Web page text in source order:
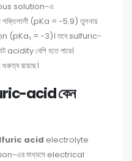
solution-এ
শক্তিশালী (pKa = -5.9) তুলনায়
(pKa₁ = -3)। তবে sulfuric-
বেশি হতে পারে।
রয়েছে।
acid কেন
acid electrolyte
এর মাধ্যমে electrical